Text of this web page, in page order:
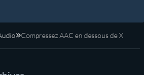
Compressez AAC en dessous de X